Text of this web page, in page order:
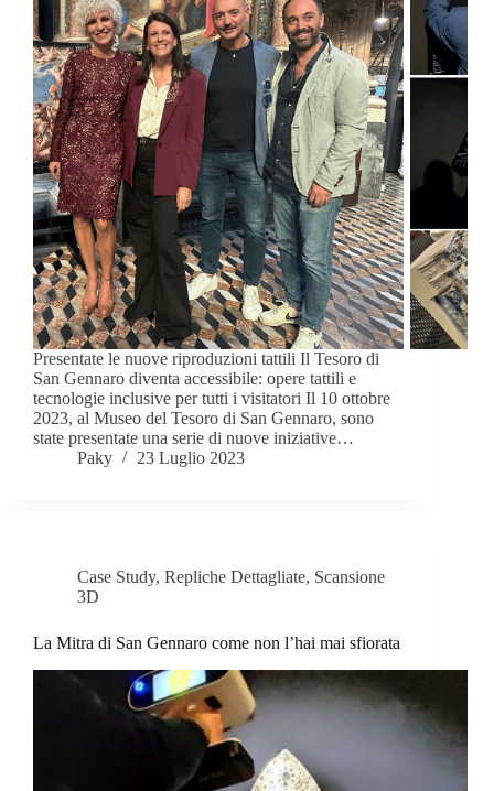
Presentate le nuove riproduzioni tattili Il Tesoro di
San Gennaro diventa accessibile: opere tattili e
tecnologie inclusive per tutti i visitatori Il 10 ottobre
2023, al Museo del Tesoro di San Gennaro, sono
state presentate una serie di nuove iniziative…
Paky
23 Luglio 2023
Case Study, Repliche Dettagliate, Scansione
3D
La Mitra di San Gennaro come non l’hai mai sfiorata